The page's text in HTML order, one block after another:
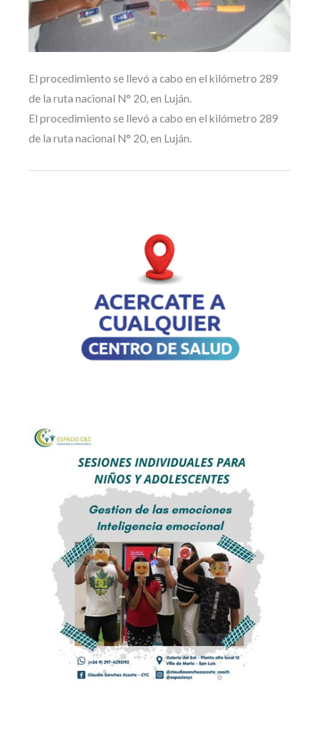
El procedimiento se llevó a cabo en el kilómetro 289
de la ruta nacional N° 20, en Luján.
El procedimiento se llevó a cabo en el kilómetro 289
de la ruta nacional N° 20, en Luján.